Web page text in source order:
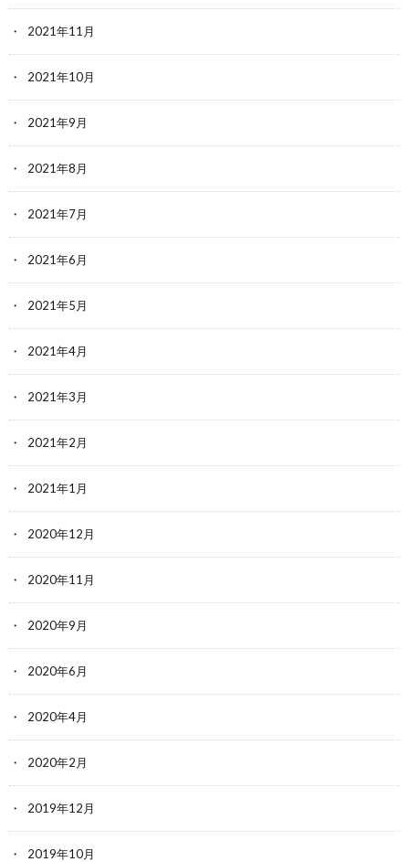
2021年11月
2021年10月
2021年9月
2021年8月
2021年7月
2021年6月
2021年5月
2021年4月
2021年3月
2021年2月
2021年1月
2020年12月
2020年11月
2020年9月
2020年6月
2020年4月
2020年2月
2019年12月
2019年10月